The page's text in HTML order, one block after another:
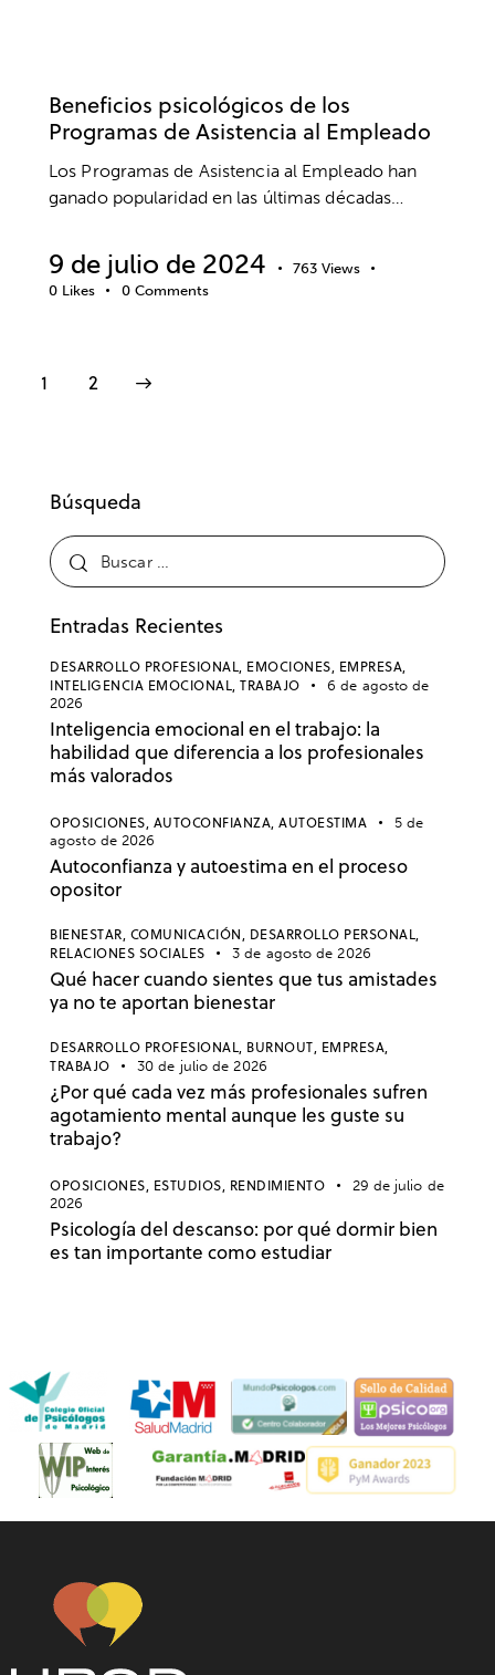
Beneficios psicológicos de los
Programas de Asistencia al Empleado
Los Programas de Asistencia al Empleado han
ganado popularidad en las últimas décadas…
9 de julio de 2024 763 Views
0 Likes 0 Comments
1 2
Búsqueda
Entradas Recientes
DESARROLLO PROFESIONAL, EMOCIONES, EMPRESA,
INTELIGENCIA EMOCIONAL, TRABAJO
6 de agosto de
2026
Inteligencia emocional en el trabajo: la
habilidad que diferencia a los profesionales
más valorados
OPOSICIONES, AUTOCONFIANZA, AUTOESTIMA
5 de
agosto de 2026
Autoconfianza y autoestima en el proceso
opositor
BIENESTAR, COMUNICACIÓN, DESARROLLO PERSONAL,
RELACIONES SOCIALES
3 de agosto de 2026
Qué hacer cuando sientes que tus amistades
ya no te aportan bienestar
DESARROLLO PROFESIONAL, BURNOUT, EMPRESA,
TRABAJO
30 de julio de 2026
¿Por qué cada vez más profesionales sufren
agotamiento mental aunque les guste su
trabajo?
OPOSICIONES, ESTUDIOS, RENDIMIENTO
29 de julio de
2026
Psicología del descanso: por qué dormir bien
es tan importante como estudiar